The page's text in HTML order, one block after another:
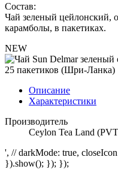
Состав:
Чай зеленый цейлонский,
карамболы, в пакетиках.
NEW
Описание
Характеристики
Производитель
Ceylon Tea Land
', // darkMode: true,
}).show(); }); });